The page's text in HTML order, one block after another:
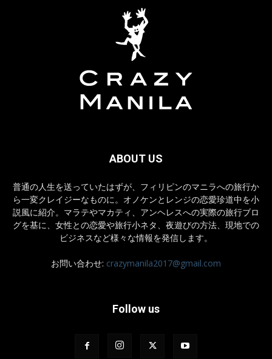
ABOUT US
普通の人生を送っていたはずが、フィリピンのマニラへの旅行か
ら一変クレイジーなものに。オノケンとレンジの恋愛珍道中を小
説風に紹介。マラテやマカティ、アンヘレスへの実際の旅行ブロ
グを基に、女性との恋愛や旅行小ネタ、夜遊びの方法、現地での
ビジネスなど様々な情報を発信します。
お問い合わせ: crazymanila2017@gmail.com
Follow us